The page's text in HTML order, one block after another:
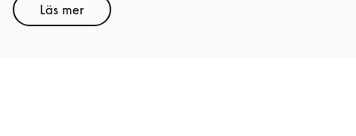
Läs merLink Opens in New Tab